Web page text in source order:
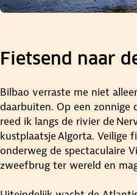
Fietsend naar
Bilbao verraste me niet
daarbuiten. Op een zonnige
reed ik langs de rivier de
kustplaatsje Algorta. Veilige
onderweg de spectaculaire
zweefbrug ter wereld en